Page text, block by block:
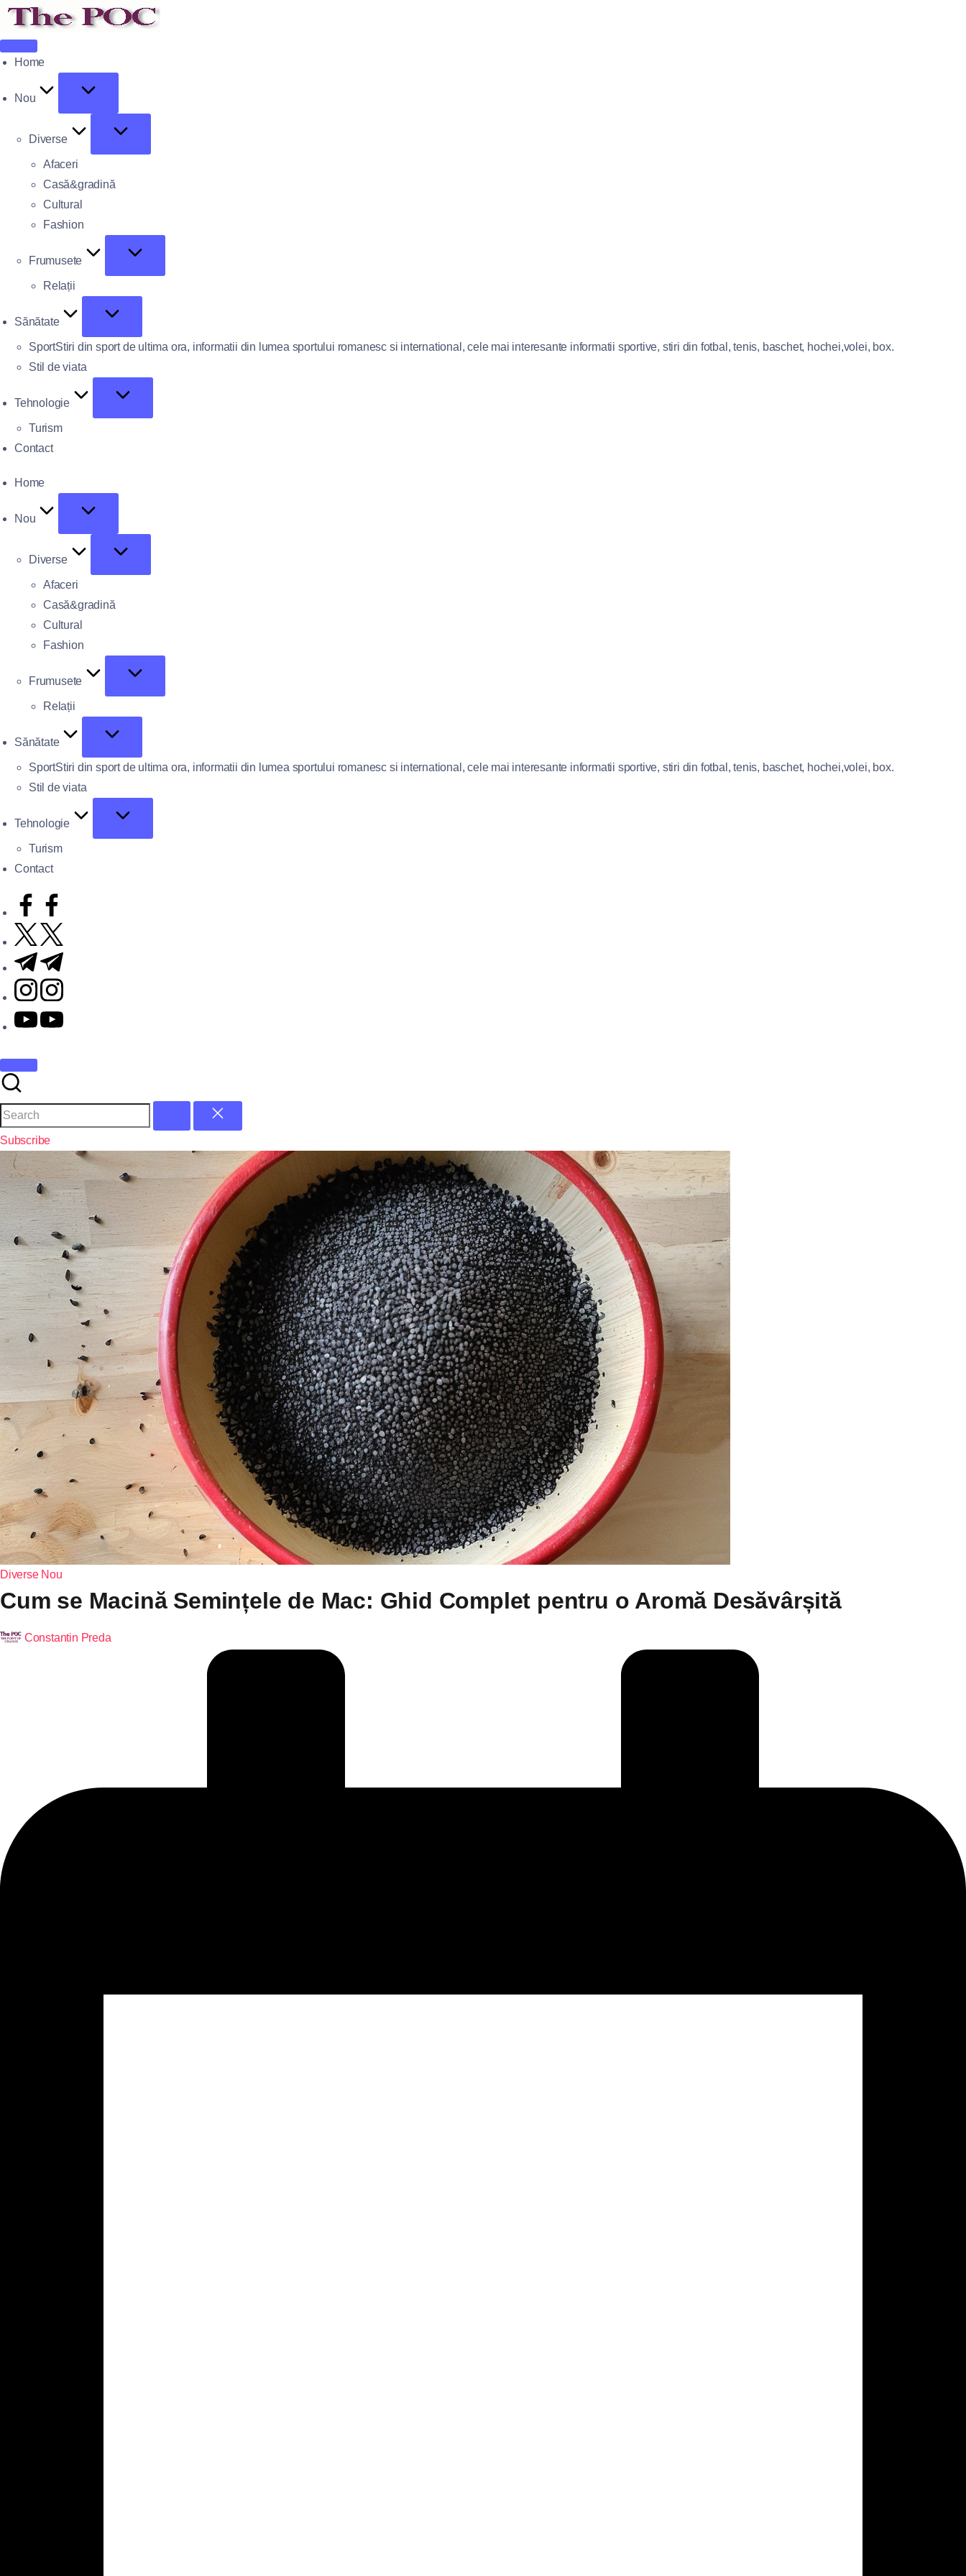
Home
Nou
Diverse
Afaceri
Casă&gradină
Cultural
Fashion
Frumusete
Relații
Sănătate
SportStiri din sport de ultima ora, informatii din lumea sportului romanesc si international, cele mai interesante informatii sportive, stiri din fotbal, tenis, baschet, hochei,volei, box.
Stil de viata
Tehnologie
Turism
Contact
Home
Nou
Diverse
Afaceri
Casă&gradină
Cultural
Fashion
Frumusete
Relații
Sănătate
SportStiri din sport de ultima ora, informatii din lumea sportului romanesc si international, cele mai interesante informatii sportive, stiri din fotbal, tenis, baschet, hochei,volei, box.
Stil de viata
Tehnologie
Turism
Contact
Subscribe
Diverse Nou
Cum se Macină Semințele de Mac: Ghid Complet pentru o Aromă Desăvârșită
Constantin Preda